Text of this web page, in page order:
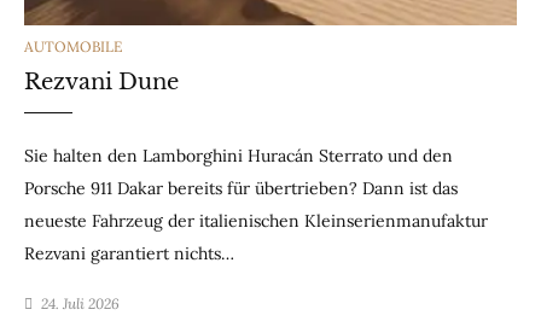
CATEGORIES
AUTOMOBILE
Rezvani Dune
Sie halten den Lamborghini Huracán Sterrato und den
Porsche 911 Dakar bereits für übertrieben? Dann ist das
neueste Fahrzeug der italienischen Kleinserienmanufaktur
Rezvani garantiert nichts…
24. Juli 2026